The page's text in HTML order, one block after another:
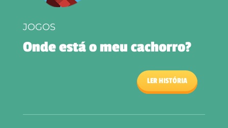
JOGOS
Onde está o meu cachorro?
LER HISTÓRIA